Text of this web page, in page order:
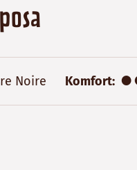
Noire Komfort